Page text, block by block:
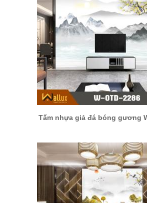
Tấm nhựa giả đá bóng gương